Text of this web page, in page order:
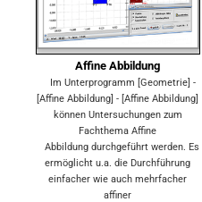
Affine Abbildung
Im Unterprogramm [Geometrie] -
[Affine Abbildung] - [Affine Abbildung]
können Untersuchungen zum
Fachthema Affine
Abbildung durchgeführt werden. Es
ermöglicht u.a. die Durchführung
einfacher wie auch mehrfacher
affiner